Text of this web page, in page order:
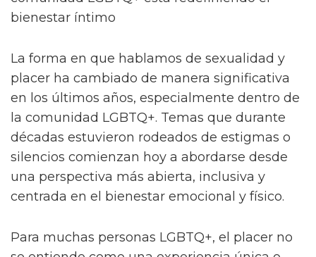
comunidad LGBTQ+ está redefiniendo el
La forma en que hablamos de sexualidad y
placer ha cambiado de manera significativa
en los últimos años, especialmente dentro de
la comunidad LGBTQ+. Temas que durante
décadas estuvieron rodeados de estigmas o
silencios comienzan hoy a abordarse desde
una perspectiva más abierta, inclusiva y
centrada en el bienestar emocional y físico.
Para muchas personas LGBTQ+, el placer no